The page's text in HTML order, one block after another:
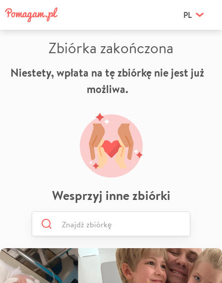
PL
Zbiórka zakończona
Niestety, wpłata na tę zbiórkę nie jest już
możliwa.
Wesprzyj inne zbiórki